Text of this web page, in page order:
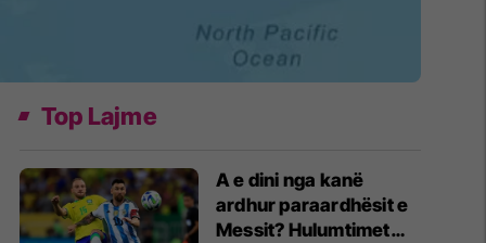
Top Lajme
A e dini nga kanë
ardhur paraardhësit e
Messit? Hulumtimet